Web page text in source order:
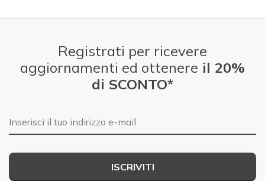
Registrati per ricevere
aggiornamenti ed ottenere il 20%
di SCONTO*
E-mail
ISCRIVITI